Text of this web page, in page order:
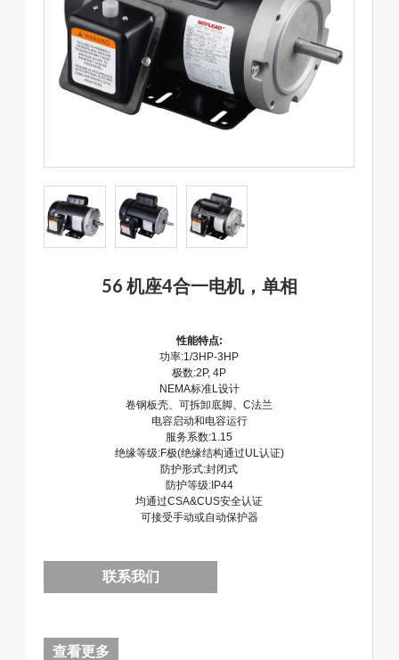
56 机座4合一电机，单相
性能特点:
功率:1/3HP-3HP
极数:2P, 4P
NEMA标准L设计
卷钢板壳、可拆卸底脚、C法兰
电容启动和电容运行
服务系数:1.15
绝缘等级:F极(绝缘结构通过UL认证)
防护形式:封闭式
防护等级:IP44
均通过CSA&CUS安全认证
可接受手动或自动保护器
联系我们
查看更多